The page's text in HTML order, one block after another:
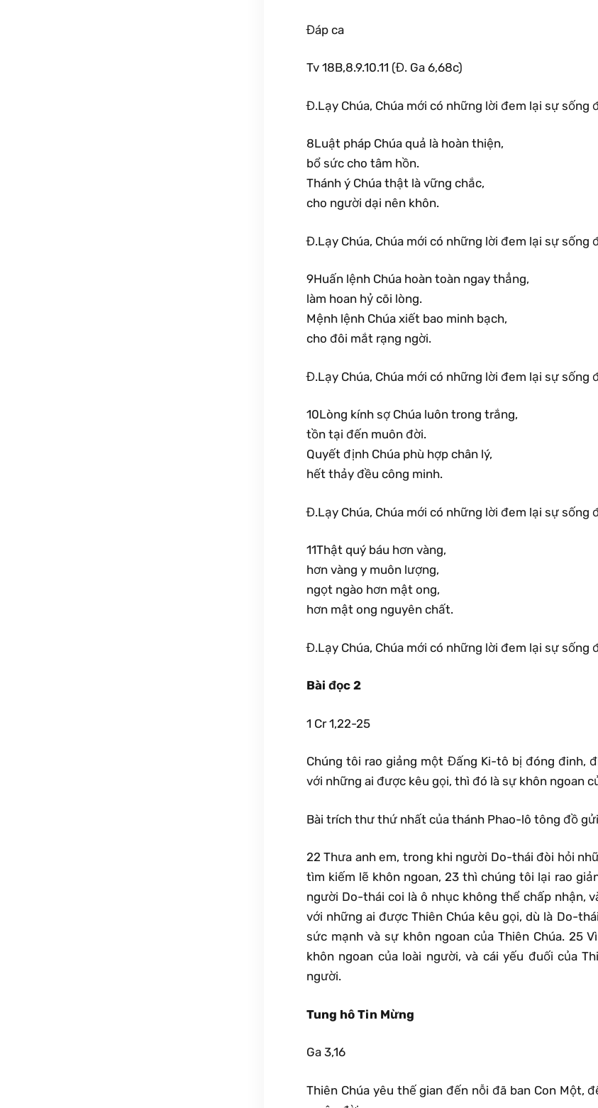
Đáp ca
Tv 18B,8.9.10.11 (Đ. Ga 6,68c)
Đ.Lạy Chúa, Chúa mới có những lời đem lại sự sống
8Luật pháp Chúa quả là hoàn thiện,
bổ sức cho tâm hồn.
Thánh ý Chúa thật là vững chắc,
cho người dại nên khôn.
Đ.Lạy Chúa, Chúa mới có những lời đem lại sự sống
9Huấn lệnh Chúa hoàn toàn ngay thẳng,
làm hoan hỷ cõi lòng.
Mệnh lệnh Chúa xiết bao minh bạch,
cho đôi mắt rạng ngời.
Đ.Lạy Chúa, Chúa mới có những lời đem lại sự sống
10Lòng kính sợ Chúa luôn trong trắng,
tồn tại đến muôn đời.
Quyết định Chúa phù hợp chân lý,
hết thảy đều công minh.
Đ.Lạy Chúa, Chúa mới có những lời đem lại sự sống
11Thật quý báu hơn vàng,
hơn vàng y muôn lượng,
ngọt ngào hơn mật ong,
hơn mật ong nguyên chất.
Đ.Lạy Chúa, Chúa mới có những lời đem lại sự sống
Bài đọc 2
1 Cr 1,22-25
Chúng tôi rao giảng một Đấng Ki-tô bị đóng đinh,
với những ai được kêu gọi, thì đó là sự khôn ngoan
Bài trích thư thứ nhất của thánh Phao-lô tông đồ
22 Thưa anh em, trong khi người Do-thái đòi hỏi
tìm kiếm lẽ khôn ngoan, 23 thì chúng tôi lại rao
người Do-thái coi là ô nhục không thể chấp nhận,
với những ai được Thiên Chúa kêu gọi, dù là Do-
sức mạnh và sự khôn ngoan của Thiên Chúa. 25
khôn ngoan của loài người, và cái yếu đuối của
người.
Tung hô Tin Mừng
Ga 3,16
Thiên Chúa yêu thế gian đến nỗi đã ban Con Một,